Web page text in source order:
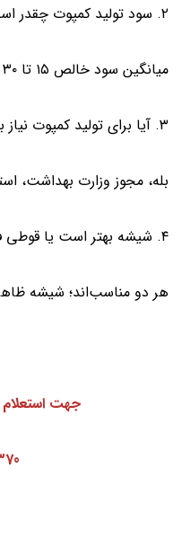
۲. سود تولید کمپوت چقدر است؟
میانگین سود خالص ۱۵ تا ۳۰ درصد است.
۳. آیا برای تولید کمپوت نیاز به مجوز است؟
بله، مجوز وزارت بهداشت،
۴. شیشه بهتر است یا قوطی فلزی؟
هر دو مناسب‌اند؛ شیشه
جهت